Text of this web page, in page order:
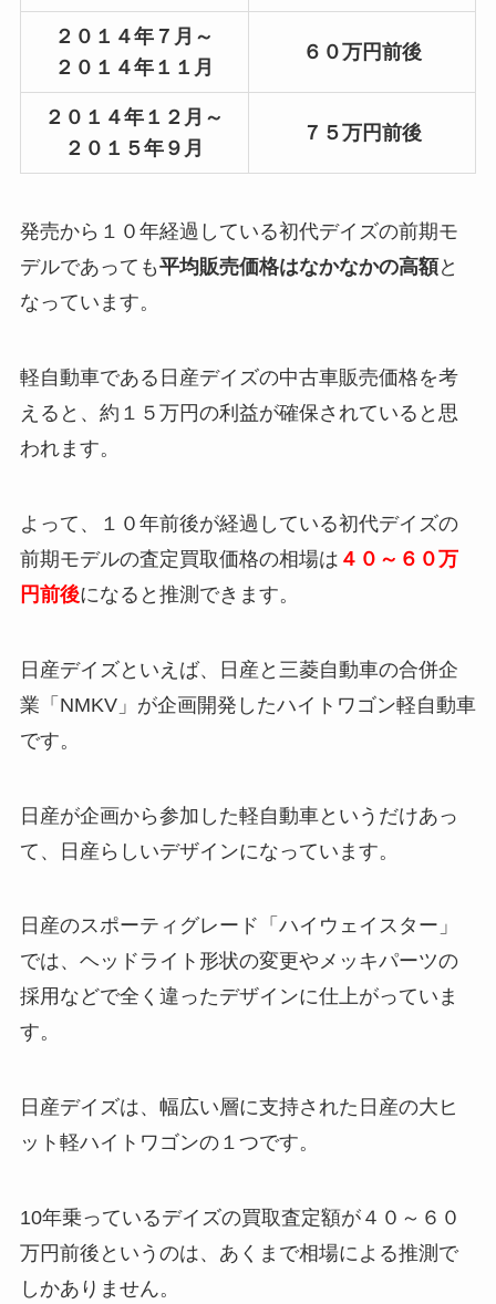
２０１４年７月～
２０１４年１１月
６０万円前後
２０１４年１２月～
２０１５年９月
７５万円前後
発売から１０年経過している初代デイズの前期モ
デルであっても平均販売価格はなかなかの高額と
なっています。
軽自動車である日産デイズの中古車販売価格を考
えると、約１５万円の利益が確保されていると思
われます。
よって、１０年前後が経過している初代デイズの
前期モデルの査定買取価格の相場は ４０～６０万
円前後になると推測できます。
日産デイズといえば、日産と三菱自動車の合併企
業「NMKV」が企画開発したハイトワゴン軽自動車
です。
日産が企画から参加した軽自動車というだけあっ
て、日産らしいデザインになっています。
日産のスポーティグレード「ハイウェイスター」
では、ヘッドライト形状の変更やメッキパーツの
採用などで全く違ったデザインに仕上がっていま
す。
日産デイズは、幅広い層に支持された日産の大ヒ
ット軽ハイトワゴンの１つです。
10年乗っているデイズの買取査定額が４０～６０
万円前後というのは、あくまで相場による推測で
しかありません。